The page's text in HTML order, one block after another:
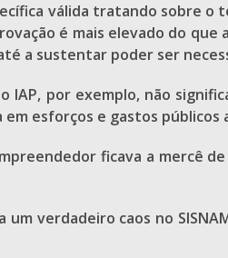
válida tratando sobre o
é mais elevado do
a sustentar poder ser
por exemplo, não
esforços e gastos
ficava a mercê
verdadeiro caos no